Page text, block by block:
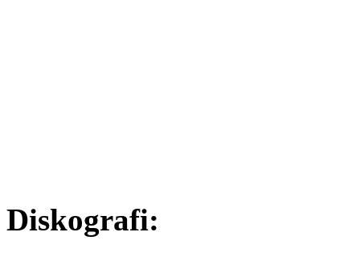
Diskografi: